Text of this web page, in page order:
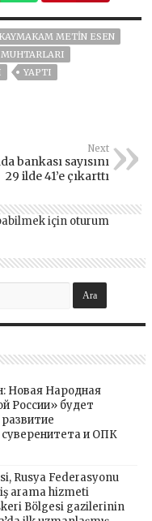
KAYMAKAM METIN ESEN
YAPTI
Next
bankası sayısını
29 ilde 41’e çıkarttı
için oturum
Новая Народная
России» будет
суверенитета и ОПК
Rusya Federasyonu
arama hizmeti
Bölgesi gazilerinin